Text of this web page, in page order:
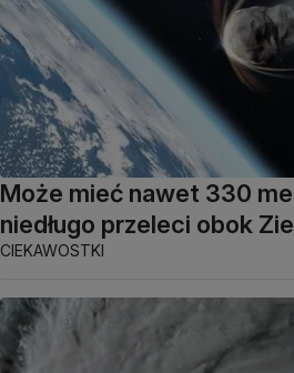
Może mieć nawet 330
niedługo przeleci obok
CIEKAWOSTKI